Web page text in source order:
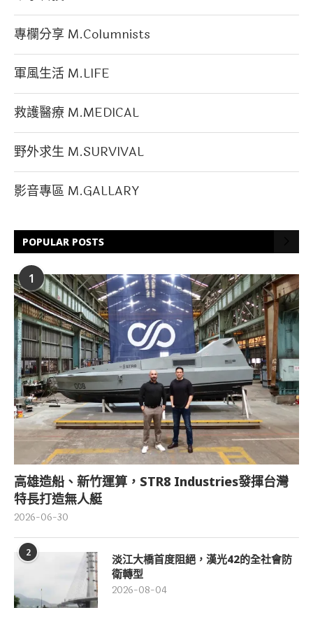
專欄分享 M.Columnists
軍風生活 M.LIFE
救護醫療 M.MEDICAL
野外求生 M.SURVIVAL
影音專區 M.GALLARY
POPULAR POSTS
1
高雄造船、新竹運算，STR8 Industries發揮台灣
特長打造無人艇
2026-06-30
2
淡江大橋首度阻絕，漢光42的全社會防
衛轉型
2026-08-04